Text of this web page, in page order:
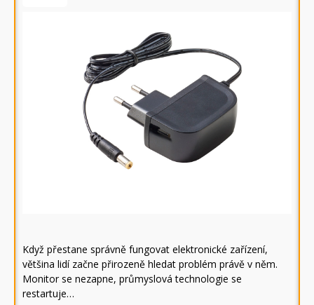
Když přestane správně fungovat elektronické zařízení,
většina lidí začne přirozeně hledat problém právě v něm.
Monitor se nezapne, průmyslová technologie se
restartuje…